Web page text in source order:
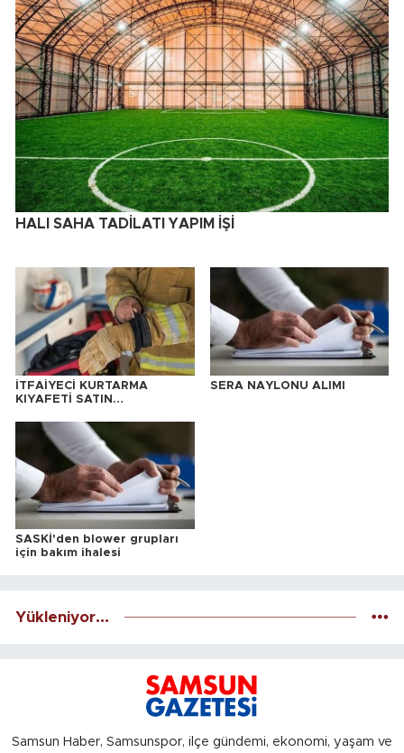
HALI SAHA TADİLATI YAPIM İŞİ
İTFAİYECİ KURTARMA
KIYAFETİ SATIN
SERA NAYLONU ALIMI
SASKİ'den blower grupları
için bakım ihalesi
Yükleniyor...
Samsun Haber, Samsunspor, ilçe gündemi, ekonomi, yaşam ve